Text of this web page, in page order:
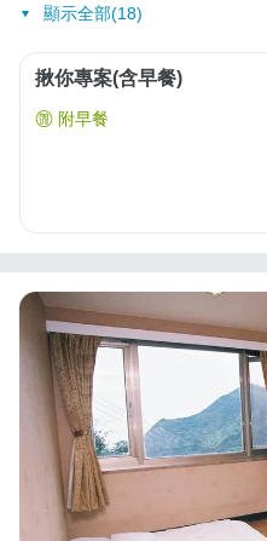
顯示全部(18)
揪你專案(含早餐)
附早餐